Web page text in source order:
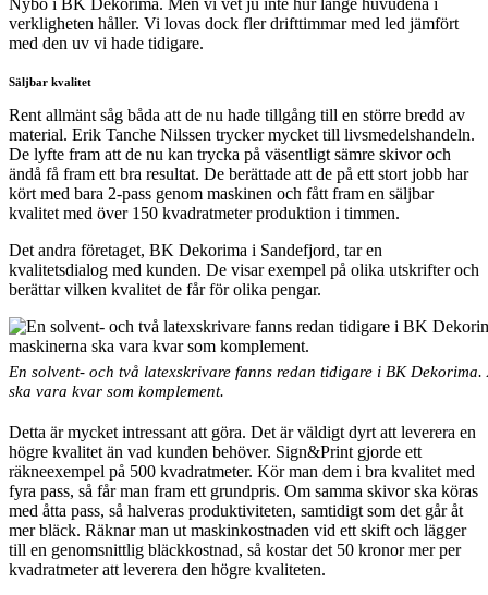
verkligheten håller. Vi lovas dock fler drifttimmar med led jämfört
med den uv vi hade tidigare.
Säljbar kvalitet
Rent allmänt såg båda att de nu hade tillgång till en större bredd av
material. Erik Tanche Nilssen trycker mycket till livsmedelshandeln.
De lyfte fram att de nu kan trycka på väsentligt sämre skivor och
ändå få fram ett bra resultat. De berättade att de på ett stort jobb har
kört med bara 2-pass genom maskinen och fått fram en säljbar
kvalitet med över 150 kvadratmeter produktion i timmen.
Det andra företaget, BK Dekorima i Sandefjord, tar en
kvalitetsdialog med kunden. De visar exempel på olika utskrifter och
berättar vilken kvalitet de får för olika pengar.
En solvent- och två latexskrivare fanns redan tidigare i BK
ska vara kvar som komplement.
Detta är mycket intressant att göra. Det är väldigt dyrt att leverera en
högre kvalitet än vad kunden behöver. Sign&Print gjorde ett
räkneexempel på 500 kvadratmeter. Kör man dem i bra kvalitet med
fyra pass, så får man fram ett grundpris. Om samma skivor ska köras
med åtta pass, så halveras produktiviteten, samtidigt som det går åt
mer bläck. Räknar man ut maskinkostnaden vid ett skift och lägger
till en genomsnittlig bläckkostnad, så kostar det 50 kronor mer per
kvadratmeter att leverera den högre kvaliteten.